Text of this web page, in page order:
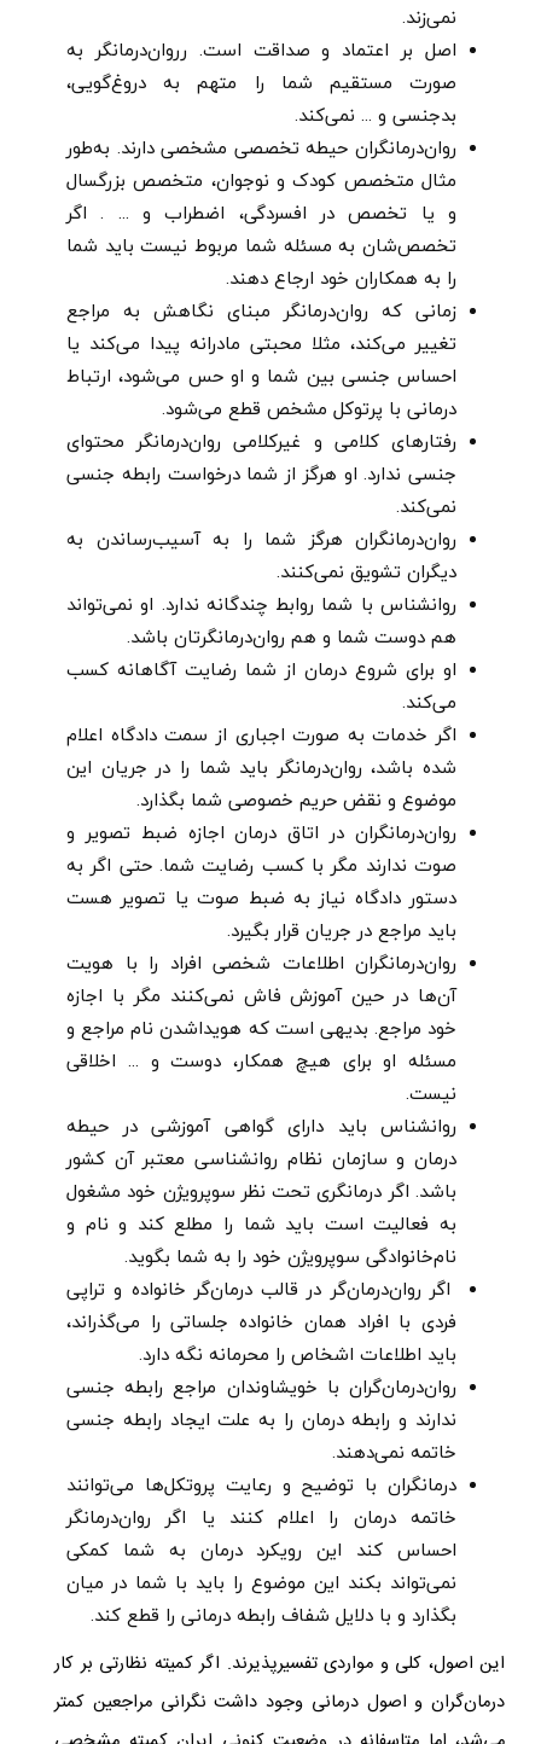
نمی‌زند.
اصل بر اعتماد و صداقت است. رروان‌درمانگر به
صورت مستقیم شما را متهم به دروغ‌گویی،
بدجنسی و ... نمی‌کند.
روان‌درمانگران حیطه تخصصی مشخصی دارند. به‌طور
مثال متخصص کودک و نوجوان، متخصص بزرگسال
و یا تخصص در افسردگی، اضطراب و ... . اگر
تخصص‌شان به مسئله شما مربوط نیست باید شما
را به همکاران خود ارجاع ‌دهند.
زمانی که روان‌درمانگر مبنای نگاهش به مراجع
تغییر می‌کند، مثلا محبتی مادرانه پیدا می‌کند یا
احساس جنسی بین شما و او حس می‌شود، ارتباط
درمانی با پرتوکل مشخص قطع می‌شود.
رفتارهای کلامی و غیرکلامی روان‌درمانگر محتوای
جنسی ندارد. او هرگز از شما درخواست رابطه جنسی
نمی‌کند.
روان‌درمانگران هرگز شما را به آسیب‌رساندن به
دیگران تشویق نمی‌کنند.
روانشناس با شما روابط چندگانه ندارد. او نمی‌تواند
هم دوست شما و هم روان‌درمانگرتان باشد.
او برای شروع درمان از شما رضایت آگاهانه کسب
می‌کند.
اگر خدمات به صورت اجباری از سمت دادگاه اعلام
شده باشد، روان‌درمانگر باید شما را در جریان این
موضوع و نقض حریم خصوصی شما بگذارد.
روان‌درمانگران در اتاق درمان اجازه ضبط تصویر و
صوت ندارند مگر با کسب رضایت شما. حتی اگر به
دستور دادگاه نیاز به ضبط صوت یا تصویر هست
باید مراجع در جریان قرار بگیرد.
روان‌درمانگران اطلاعات شخصی افراد را با هویت
آن‌ها در حین آموزش فاش نمی‌کنند مگر با اجازه
خود مراجع. بدیهی است که هویدا‌شدن نام مراجع و
مسئله او برای هیچ همکار، دوست و ... اخلاقی
نیست.
روانشناس باید دارای گواهی آموزشی در حیطه
درمان و سازمان نظام روانشناسی معتبر آن کشور
باشد. اگر درمانگری تحت نظر سوپرویژن خود مشغول
به فعالیت است باید شما را مطلع کند و نام و
نام‌خانوادگی سوپرویژن خود را به شما بگوید.
اگر روان‌درمان‌گر در قالب درمان‌گر خانواده و تراپی
فردی با افراد همان خانواده جلساتی را می‌گذراند،
باید اطلاعات اشخاص را محرمانه نگه دارد.
روان‌درمان‌گران با خویشاوندان مراجع رابطه جنسی
ندارند و رابطه درمان را به علت ایجاد رابطه جنسی
خاتمه نمی‌دهند.
درمانگران با توضیح و رعایت پروتکل‌ها می‌توانند
خاتمه درمان را اعلام کنند یا اگر روان‌درمانگر
احساس کند این رویکرد درمان به شما کمکی
نمی‌تواند بکند این موضوع را باید با شما در میان
بگذارد و با دلایل شفاف رابطه درمانی را قطع کند.
این اصول، کلی و مواردی تفسیرپذیرند. اگر کمیته نظارتی بر کار
درمان‌گران و اصول درمانی وجود داشت نگرانی مراجعین کمتر‌